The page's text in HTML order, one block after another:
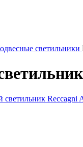
светильники